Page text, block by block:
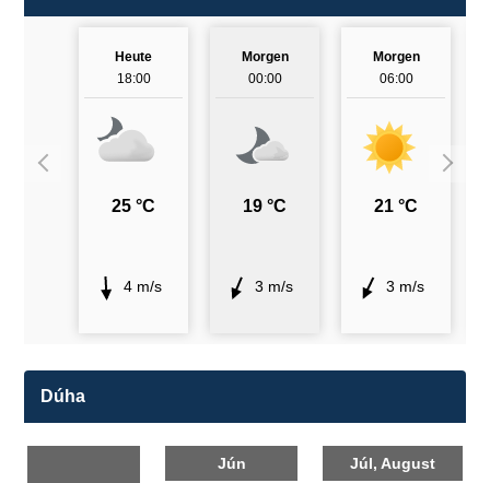
Heute
18:00
25 °C
4 m/s
Morgen
00:00
19 °C
3 m/s
Morgen
06:00
21 °C
3 m/s
Dúha
Jún Júl, August